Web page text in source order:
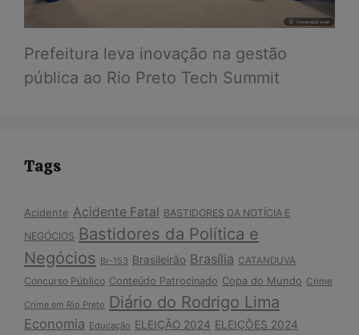
Prefeitura leva inovação na gestão
pública ao Rio Preto Tech Summit
Tags
Acidente Acidente Fatal BASTIDORES DA NOTÍCIA E
NEGÓCIOS Bastidores da Política e
Negócios Br-153 Brasileirão Brasília CATANDUVA
Concurso Público Conteúdo Patrocinado Copa do Mundo Crime
Crime em Rio Preto Diário do Rodrigo Lima
Economia Educação ELEIÇÃO 2024 ELEIÇÕES 2024